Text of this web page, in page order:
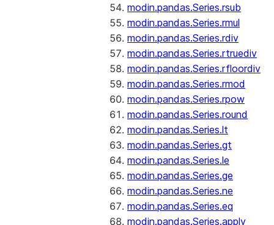
modin.pandas.Series.rsub
modin.pandas.Series.rmul
modin.pandas.Series.rdiv
modin.pandas.Series.rtruediv
modin.pandas.Series.rfloordiv
modin.pandas.Series.rmod
modin.pandas.Series.rpow
modin.pandas.Series.round
modin.pandas.Series.lt
modin.pandas.Series.gt
modin.pandas.Series.le
modin.pandas.Series.ge
modin.pandas.Series.ne
modin.pandas.Series.eq
modin.pandas.Series.apply